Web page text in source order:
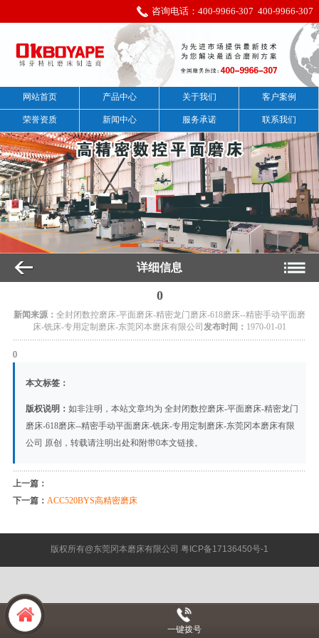
咨询电话： 400-9966-307 400-9966-307
网站首页 产品中心 关于我们 客户案例
荣誉资质 新闻中心 服务承诺 联系我们
详细信息
0
新闻来源： 全封闭数控磨床-平面磨床-精密龙门磨床-618磨床--精密手动平面磨
床-铣床-专用定制磨床-东莞冈本磨床有限公司 发布时间： 1970-01-01
0
本文标签：
版权说明： 如非注明，本站文章均为 全封闭数控磨床-平面磨床-精密龙门
磨床-618磨床--精密手动平面磨床-铣床-专用定制磨床-东莞冈本磨床有限
公司 原创，转载请注明出处和附带0本文链接。
上一篇：
下一篇： ACC520BYS高精密磨床
版权所有@东莞冈本磨床有限公司 粤ICP备17136450号-1
一键拨号